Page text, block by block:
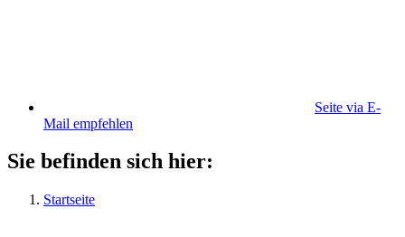
Seite via E-
Mail empfehlen
Sie befinden sich hier:
Startseite